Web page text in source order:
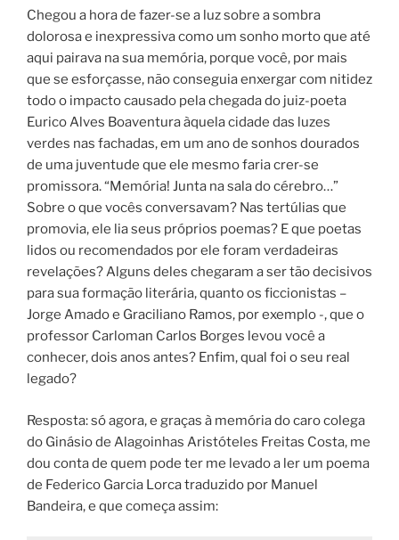
Chegou a hora de fazer-se a luz sobre a sombra
dolorosa e inexpressiva como um sonho morto que até
aqui pairava na sua memória, porque você, por mais
que se esforçasse, não conseguia enxergar com nitidez
todo o impacto causado pela chegada do juiz-poeta
Eurico Alves Boaventura àquela cidade das luzes
verdes nas fachadas, em um ano de sonhos dourados
de uma juventude que ele mesmo faria crer-se
promissora. “Memória! Junta na sala do cérebro…”
Sobre o que vocês conversavam? Nas tertúlias que
promovia, ele lia seus próprios poemas? E que poetas
lidos ou recomendados por ele foram verdadeiras
revelações? Alguns deles chegaram a ser tão decisivos
para sua formação literária, quanto os ficcionistas –
Jorge Amado e Graciliano Ramos, por exemplo -, que o
professor Carloman Carlos Borges levou você a
conhecer, dois anos antes? Enfim, qual foi o seu real
legado?
Resposta: só agora, e graças à memória do caro colega
do Ginásio de Alagoinhas Aristóteles Freitas Costa, me
dou conta de quem pode ter me levado a ler um poema
de Federico Garcia Lorca traduzido por Manuel
Bandeira, e que começa assim: